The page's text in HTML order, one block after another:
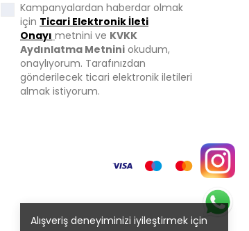
Alışveriş deneyiminizi iyileştirmek için
Kampanyalardan haberdar olmak
için Ticari Elektronik İleti
Onayı metnini ve KVKK
Aydınlatma Metnini okudum,
onaylıyorum. Tarafınızdan
gönderilecek ticari elektronik iletileri
almak istiyorum.